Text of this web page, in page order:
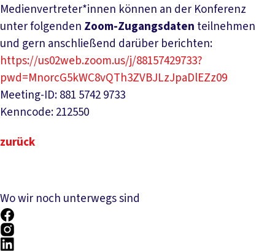
Medienvertreter*innen können an der Konferenz
unter folgenden Zoom-Zugangsdaten teilnehmen
und gern anschließend darüber berichten:
https://us02web.zoom.us/j/88157429733?
pwd=MnorcG5kWC8vQTh3ZVBJLzJpaDlEZz09
Meeting-ID: 881 5742 9733
Kenncode: 212550
zurück
Wo wir noch unterwegs sind